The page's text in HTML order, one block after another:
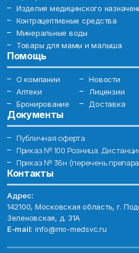
Изделия медицинского
Контрацептивные средства
Минеральные воды
Товары для мамы и малыша
Помощь
О компании Новости
Аптеки
Лицензии
Бронирование
Доставка
Документы
Публичная оферта
Приказ № 100 Розница.
Приказ № 36н (перечень
Контакты
Адрес:
142100, Московская область, г.
Зеленовская, д. 31А
E-mail: info@mo-medsvc.ru